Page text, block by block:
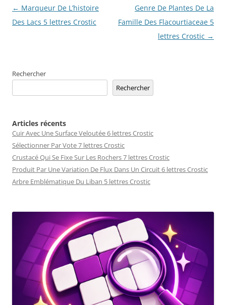
Navigation
des
← Marqueur De L’histoire
Des Lacs 5 lettres Crostic
Genre De Plantes De La
Famille Des Flacourtiaceae 5
lettres Crostic →
Rechercher
Rechercher
Articles récents
Cuir Avec Une Surface Veloutée 6 lettres Crostic
Sélectionner Par Vote 7 lettres Crostic
Crustacé Qui Se Fixe Sur Les Rochers 7 lettres Crostic
Produit Par Une Variation De Flux Dans Un Circuit 6 lettres Crostic
Arbre Emblématique Du Liban 5 lettres Crostic